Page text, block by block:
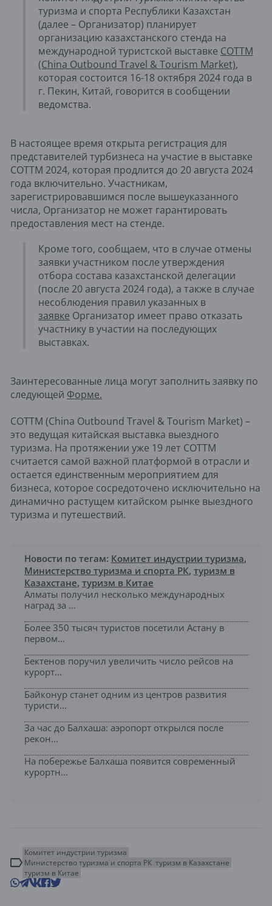
туризма и спорта Республики Казахстан
(далее – Организатор) планирует
организацию казахстанского стенда на
международной туристской выставке COTTM
(China Outbound Travel & Tourism Market),
которая состоится 16-18 октября 2024 года в
г. Пекин, Китай, говорится в сообщении
ведомства.
В настоящее время открыта регистрация для
представителей турбизнеса на участие в выставке
COTTM 2024, которая продлится до 20 августа 2024
года включительно. Участникам,
зарегистрировавшимся после вышеуказанного
числа, Организатор не может гарантировать
предоставления мест на стенде.
Кроме того, сообщаем, что в случае отмены
заявки участником после утверждения
отбора состава казахстанской делегации
(после 20 августа 2024 года), а также в случае
несоблюдения правил указанных в
заявке Организатор имеет право отказать
участнику в участии на последующих
выставках.
Заинтересованные лица могут заполнить заявку по
следующей Форме.
COTTM (China Outbound Travel & Tourism Market) –
это ведущая китайская выставка выездного
туризма. На протяжении уже 19 лет COTTM
считается самой важной платформой в отрасли и
остается единственным мероприятием для
бизнеса, которое сосредоточено исключительно на
динамично растущем китайском рынке выездного
туризма и путешествий.
Новости по тегам: Комитет индустрии туризма,
Министерство туризма и спорта РК, туризм в
Казахстане, туризм в Китае
Алматы получил несколько международных
наград за ...
Более 350 тысяч туристов посетили Астану в
первом...
Бектенов поручил увеличить число рейсов на
курорт...
Байконур станет одним из центров развития
туристи...
За час до Балхаша: аэропорт открылся после
рекон...
На побережье Балхаша появится современный
курортн...
Комитет индустрии туризма
Министерство туризма и спорта РК туризм в Казахстане
туризм в Китае